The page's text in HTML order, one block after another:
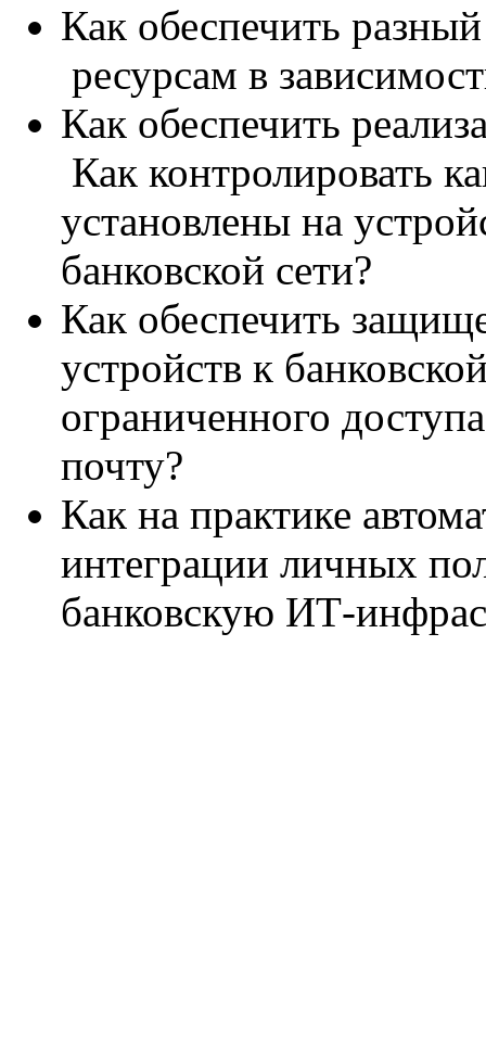
Как обеспечить
ресурсам в
Как обеспечить
Как контролировать
установлены на
банковской сети?
Как обеспечить
устройств к
ограниченного
почту?
Как на практике
интеграции личных
банковскую ИТ-